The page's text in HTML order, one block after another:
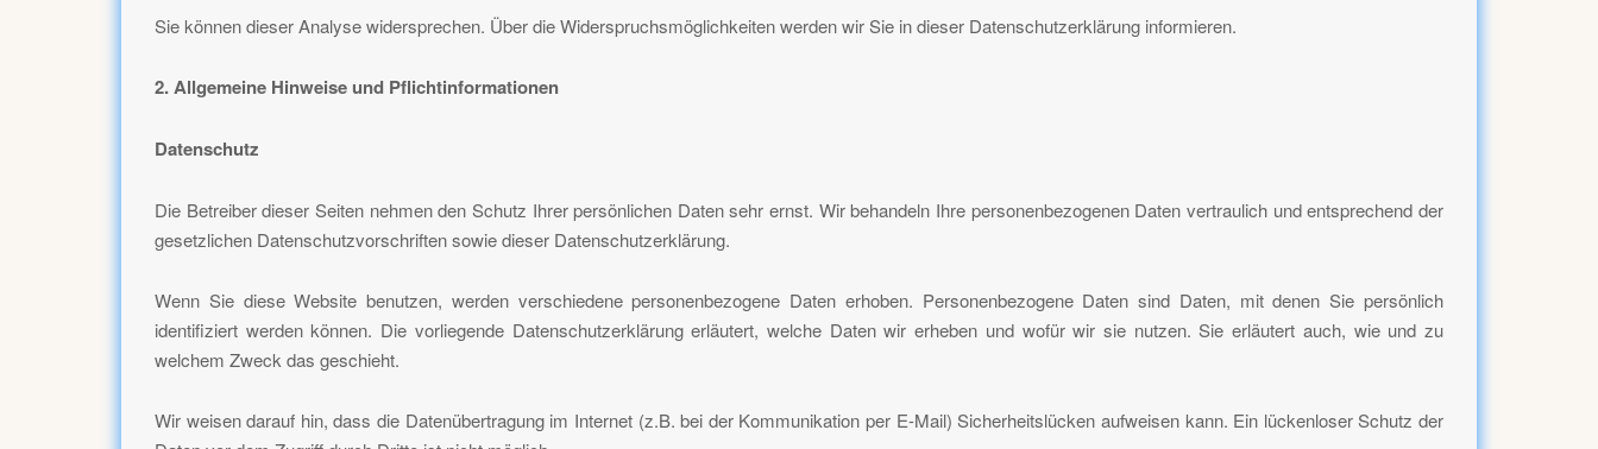
Sie können dieser Analyse widersprechen. Über die Widerspruchsmöglichkeiten werden wir Sie in dieser Datenschutzerklärung informieren.
2. Allgemeine Hinweise und Pflichtinformationen
Datenschutz
Die Betreiber dieser Seiten nehmen den Schutz Ihrer persönlichen Daten sehr ernst. Wir behandeln Ihre personenbezogenen Daten vertraulich und entsprechend der
gesetzlichen Datenschutzvorschriften sowie dieser Datenschutzerklärung.
Wenn Sie diese Website benutzen, werden verschiedene personenbezogene Daten erhoben. Personenbezogene Daten sind Daten, mit denen Sie persönlich
identifiziert werden können. Die vorliegende Datenschutzerklärung erläutert, welche Daten wir erheben und wofür wir sie nutzen. Sie erläutert auch, wie und zu
welchem Zweck das geschieht.
Wir weisen darauf hin, dass die Datenübertragung im Internet (z.B. bei der Kommunikation per E-Mail) Sicherheitslücken aufweisen kann. Ein lückenloser Schutz der